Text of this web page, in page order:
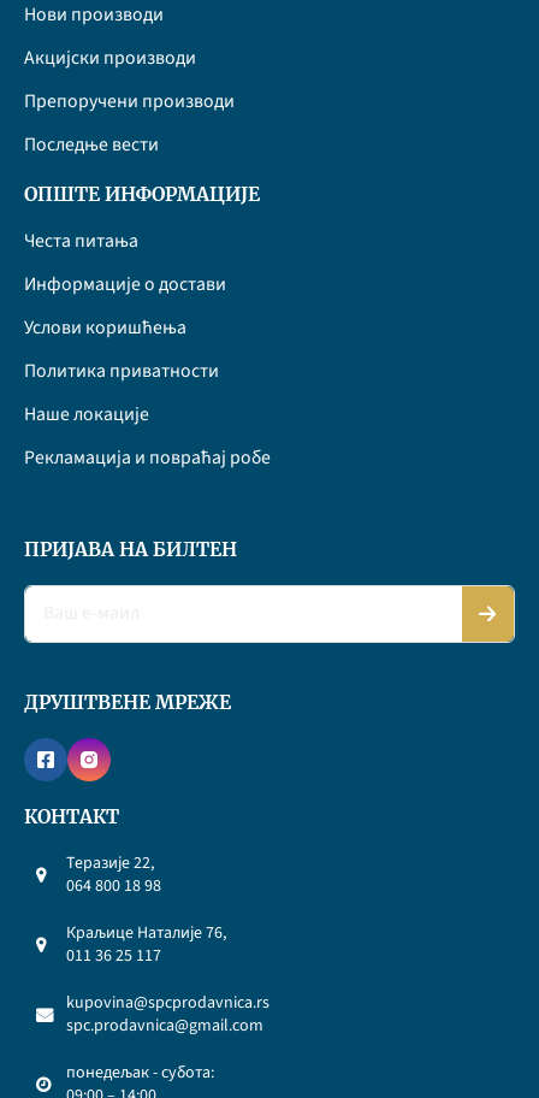
Нови производи
Акцијски производи
Препоручени производи
Последње вести
ОПШТЕ ИНФОРМАЦИЈЕ
Честа питања
Информације о достави
Услови коришћења
Политика приватности
Наше локације
Рекламација и повраћај робе
ПРИЈАВА НА БИЛТЕН
ДРУШТВЕНЕ МРЕЖЕ
КОНТАКТ
Теразије 22,
064 800 18 98
Краљице Наталије 76,
011 36 25 117
kupovina@spcprodavnica.rs
spc.prodavnica@gmail.com
понедељак - субота: